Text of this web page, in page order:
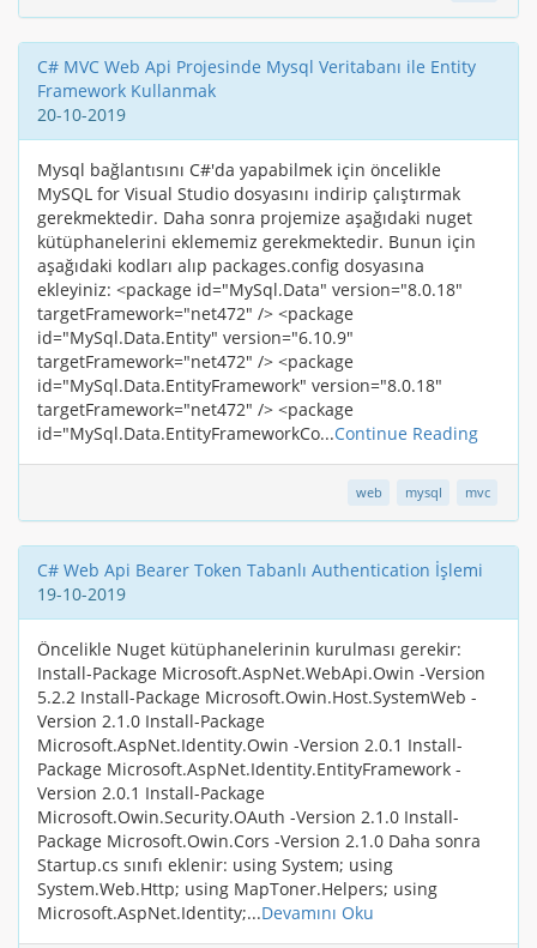
C# MVC Web Api Projesinde Mysql Veritabanı ile Entity
Framework Kullanmak
20-10-2019
Mysql bağlantısını C#'da yapabilmek için öncelikle
MySQL for Visual Studio dosyasını indirip çalıştırmak
gerekmektedir. Daha sonra projemize aşağıdaki nuget
kütüphanelerini eklememiz gerekmektedir. Bunun için
aşağıdaki kodları alıp packages.config dosyasına
ekleyiniz: <package id="MySql.Data" version="8.0.18"
targetFramework="net472" /> <package
id="MySql.Data.Entity" version="6.10.9"
targetFramework="net472" /> <package
id="MySql.Data.EntityFramework" version="8.0.18"
targetFramework="net472" /> <package
id="MySql.Data.EntityFrameworkCo...Continue Reading
web mysql mvc
C# Web Api Bearer Token Tabanlı Authentication İşlemi
19-10-2019
Öncelikle Nuget kütüphanelerinin kurulması gerekir:
Install-Package Microsoft.AspNet.WebApi.Owin -Version
5.2.2 Install-Package Microsoft.Owin.Host.SystemWeb -
Version 2.1.0 Install-Package
Microsoft.AspNet.Identity.Owin -Version 2.0.1 Install-
Package Microsoft.AspNet.Identity.EntityFramework -
Version 2.0.1 Install-Package
Microsoft.Owin.Security.OAuth -Version 2.1.0 Install-
Package Microsoft.Owin.Cors -Version 2.1.0 Daha sonra
Startup.cs sınıfı eklenir: using System; using
System.Web.Http; using MapToner.Helpers; using
Microsoft.AspNet.Identity;...Devamını Oku